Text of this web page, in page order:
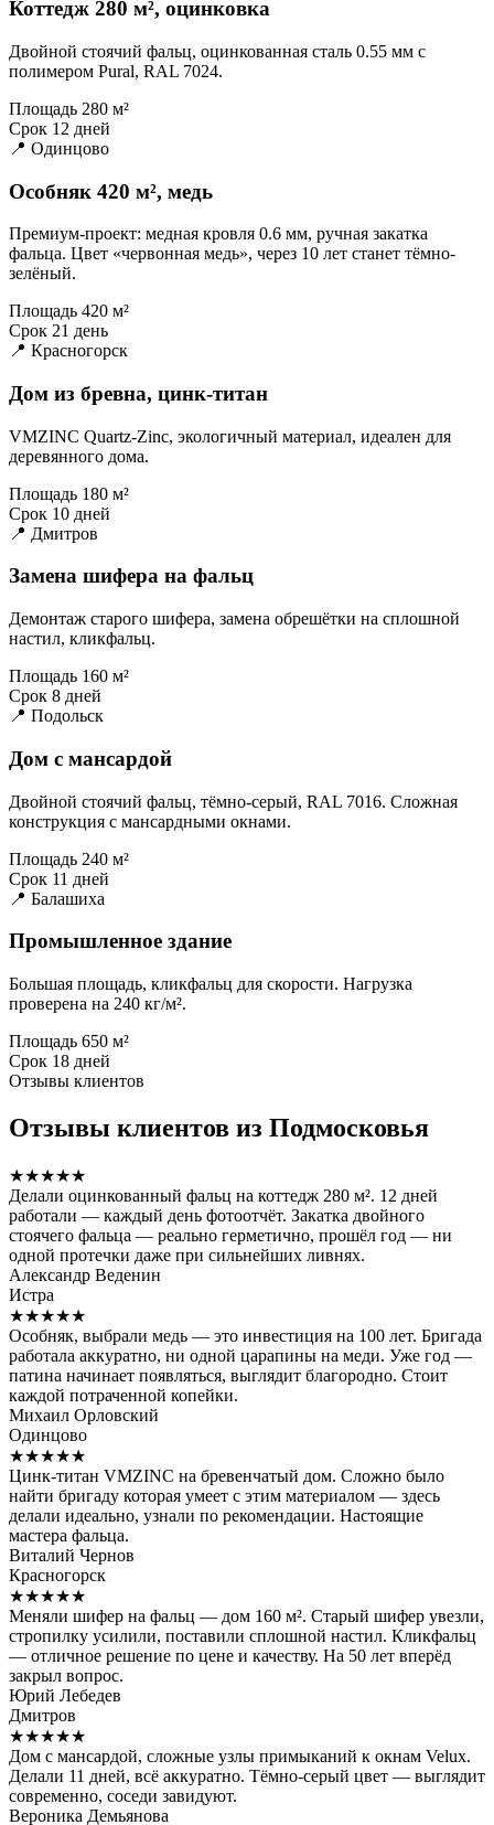
Коттедж 280 м², оцинковка
Двойной стоячий фальц, оцинкованная сталь 0.55 мм с
полимером Pural, RAL 7024.
Площадь 280 м²
Срок 12 дней
📍 Одинцово
Особняк 420 м², медь
Премиум-проект: медная кровля 0.6 мм, ручная закатка
фальца. Цвет «червонная медь», через 10 лет станет тёмно-
зелёный.
Площадь 420 м²
Срок 21 день
📍 Красногорск
Дом из бревна, цинк-титан
VMZINC Quartz-Zinc, экологичный материал, идеален для
деревянного дома.
Площадь 180 м²
Срок 10 дней
📍 Дмитров
Замена шифера на фальц
Демонтаж старого шифера, замена обрешётки на сплошной
настил, кликфальц.
Площадь 160 м²
Срок 8 дней
📍 Подольск
Дом с мансардой
Двойной стоячий фальц, тёмно-серый, RAL 7016. Сложная
конструкция с мансардными окнами.
Площадь 240 м²
Срок 11 дней
📍 Балашиха
Промышленное здание
Большая площадь, кликфальц для скорости. Нагрузка
проверена на 240 кг/м².
Площадь 650 м²
Срок 18 дней
Отзывы клиентов
Отзывы клиентов из Подмосковья
★★★★★
Делали оцинкованный фальц на коттедж 280 м². 12 дней
работали — каждый день фотоотчёт. Закатка двойного
стоячего фальца — реально герметично, прошёл год — ни
одной протечки даже при сильнейших ливнях.
Александр Веденин
Истра
★★★★★
Особняк, выбрали медь — это инвестиция на 100 лет. Бригада
работала аккуратно, ни одной царапины на меди. Уже год —
патина начинает появляться, выглядит благородно. Стоит
каждой потраченной копейки.
Михаил Орловский
Одинцово
★★★★★
Цинк-титан VMZINC на бревенчатый дом. Сложно было
найти бригаду которая умеет с этим материалом — здесь
делали идеально, узнали по рекомендации. Настоящие
мастера фальца.
Виталий Чернов
Красногорск
★★★★★
Меняли шифер на фальц — дом 160 м². Старый шифер увезли,
стропилку усилили, поставили сплошной настил. Кликфальц
— отличное решение по цене и качеству. На 50 лет вперёд
закрыл вопрос.
Юрий Лебедев
Дмитров
★★★★★
Дом с мансардой, сложные узлы примыканий к окнам Velux.
Делали 11 дней, всё аккуратно. Тёмно-серый цвет — выглядит
современно, соседи завидуют.
Вероника Демьянова